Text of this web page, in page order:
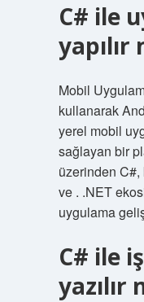
C# ile
yapılır
Mobil
kullanarak
yerel mobil
sağlayan bir
üzerinden C#,
ve . .NET
uygulama
C# ile
yazılır